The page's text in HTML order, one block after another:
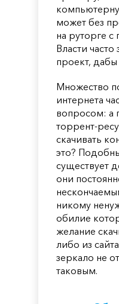
может без
на руторге
Власти
проект, дабы
Множество
интернета
вопросом: а
торрент-
скачивать
это?
существует
они
никому
обилие
желание
либо из
зеркало не
таковым.